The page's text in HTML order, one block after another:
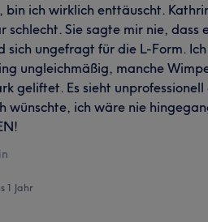
bin ich wirklich enttäuscht.
Sie sagte mir nie, dass
sich ungefragt für die L-Form.
ungleichmäßig, manche
geliftet. Es sieht unprofessionell
wünschte, ich wäre nie
1 Jahr